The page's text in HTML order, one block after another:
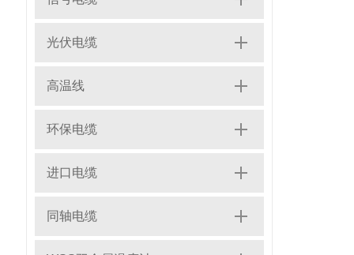
光伏电缆
高温线
环保电缆
进口电缆
同轴电缆